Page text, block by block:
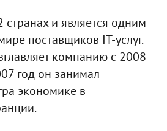
странах и является одним
поставщиков IT-услуг.
компанию с 2008
год он занимал
экономике в